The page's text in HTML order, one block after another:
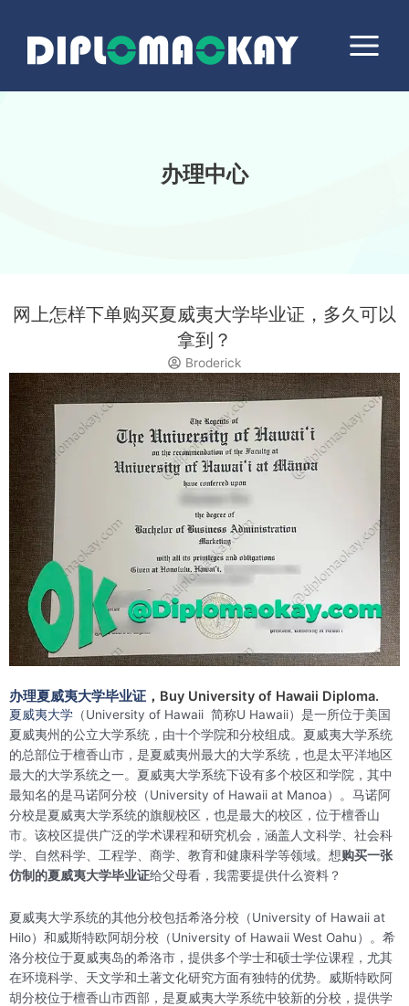
Menu
办理中心
网上怎样下单购买夏威夷大学毕业证，多久可以
拿到？
Broderick
办理夏威夷大学毕业证 ，Buy University of Hawaii Diploma.
夏威夷大学 （University of Hawaii 简称U Hawaii）是一所位于美国
夏威夷州的公立大学系统，由十个学院和分校组成。夏威夷大学系统
的总部位于檀香山市，是夏威夷州最大的大学系统，也是太平洋地区
最大的大学系统之一。夏威夷大学系统下设有多个校区和学院，其中
最知名的是马诺阿分校（University of Hawaii at Manoa）。马诺阿
分校是夏威夷大学系统的旗舰校区，也是最大的校区，位于檀香山
市。该校区提供广泛的学术课程和研究机会，涵盖人文科学、社会科
学、自然科学、工程学、商学、教育和健康科学等领域。想购买一张
仿制的夏威夷大学毕业证给父母看，我需要提供什么资料？
夏威夷大学系统的其他分校包括希洛分校（University of Hawaii at
Hilo）和威斯特欧阿胡分校（University of Hawaii West Oahu）。希
洛分校位于夏威夷岛的希洛市，提供多个学士和硕士学位课程，尤其
在环境科学、天文学和土著文化研究方面有独特的优势。威斯特欧阿
胡分校位于檀香山市西部，是夏威夷大学系统中较新的分校，提供学